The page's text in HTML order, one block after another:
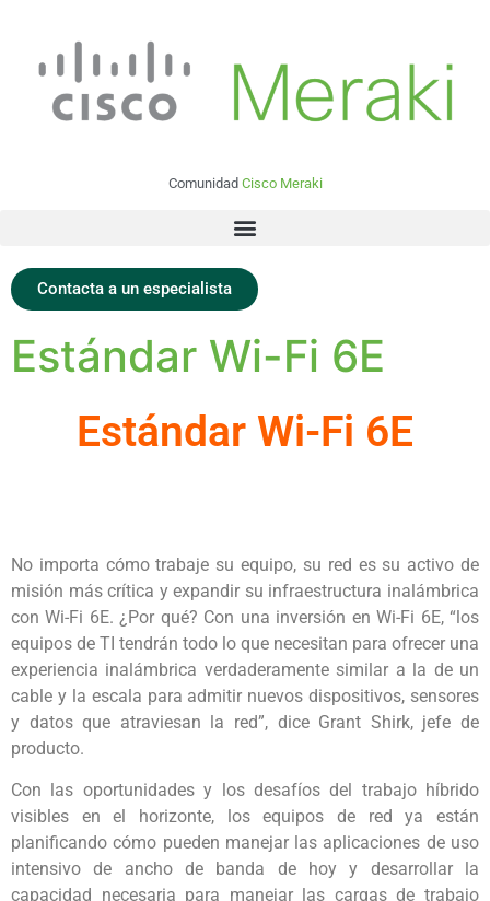
Comunidad Cisco Meraki
Contacta a un especialista
Estándar Wi-Fi 6E
Estándar Wi-Fi 6E
No importa cómo trabaje su equipo, su red es su activo de
misión más crítica y expandir su infraestructura inalámbrica
con Wi-Fi 6E. ¿Por qué? Con una inversión en Wi-Fi 6E, “los
equipos de TI tendrán todo lo que necesitan para ofrecer una
experiencia inalámbrica verdaderamente similar a la de un
cable y la escala para admitir nuevos dispositivos, sensores
y datos que atraviesan la red”, dice Grant Shirk, jefe de
producto.
Con las oportunidades y los desafíos del trabajo híbrido
visibles en el horizonte, los equipos de red ya están
planificando cómo pueden manejar las aplicaciones de uso
intensivo de ancho de banda de hoy y desarrollar la
capacidad necesaria para manejar las cargas de trabajo